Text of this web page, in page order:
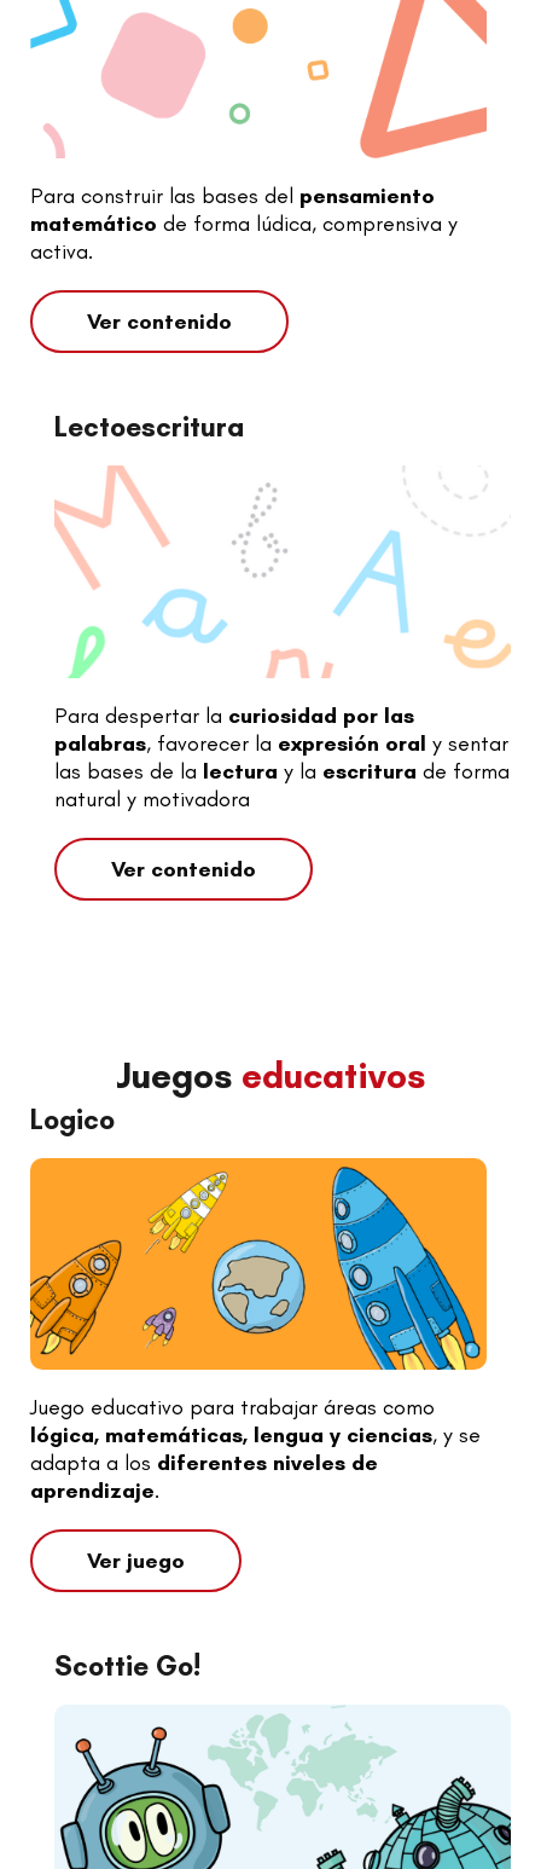
Para construir las bases del pensamiento
matemático de forma lúdica, comprensiva y
activa.
Ver contenido
Lectoescritura
Para despertar la curiosidad por las
palabras, favorecer la expresión oral y sentar
las bases de la lectura y la escritura de forma
natural y motivadora
Ver contenido
Juegos educativos
Logico
Juego educativo para trabajar áreas como
lógica, matemáticas, lengua y ciencias, y se
adapta a los diferentes niveles de
aprendizaje.
Ver juego
Scottie Go!